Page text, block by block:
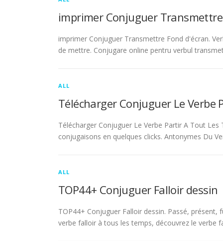
imprimer Conjuguer
imprimer Conjuguer Transmettre Fond d'écran.
de mettre. Conjugare online pentru verbul
ALL
Télécharger Conjuguer Le Verbe
Télécharger Conjuguer Le Verbe Partir A Tout
conjugaisons en quelques clicks. Antonymes Du
ALL
TOP44+ Conjuguer Falloir dessin
TOP44+ Conjuguer Falloir dessin. Passé,
verbe falloir à tous les temps, découvrez le verbe